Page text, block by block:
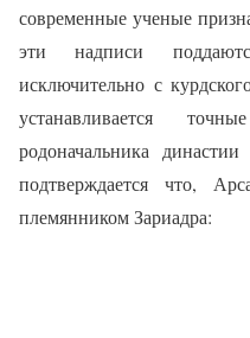
современные ученые
эти надписи
исключительно с
устанавливается
родоначальника
подтверждается что,
племянником Зариадра: